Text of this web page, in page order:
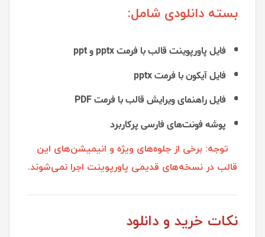
بسته دانلودی شامل:
فایل پاورپوینت قالب با فرمت pptx و ppt
فایل آیکون با فرمت pptx
فایل راهنمای ویرایش قالب با فرمت PDF
پوشه فونت‌های فارسی پرکاربرد
توجه: برخی از جلوه‌های ویژه و انیمیشن‌های این
قالب در نسخه‌های قدیمی پاورپوینت اجرا نمی‌شوند.
نکات خرید و دانلود